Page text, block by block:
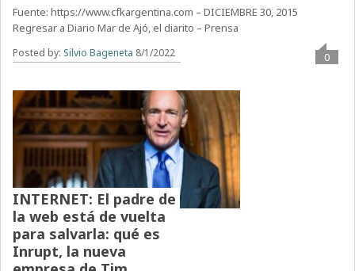
Fuente: https://www.cfkargentina.com – DICIEMBRE 30, 2015
Regresar a Diario Mar de Ajó, el diarito – Prensa
Posted by: Silvio Bageneta 8/1/2022 0
INTERNET: El padre de
la web está de vuelta
para salvarla: qué es
Inrupt, la nueva